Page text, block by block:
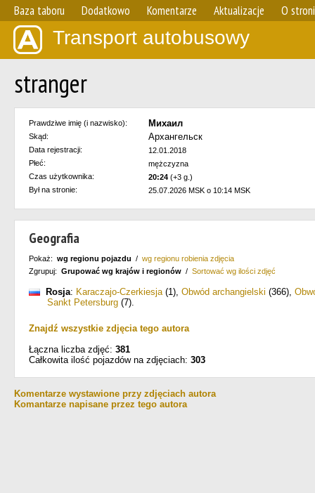
Baza taboru Dodatkowo Komentarze Aktualizacje O
Transport autobusowy
stranger
Prawdziwe imię (i nazwisko): Михаил
Skąd: Архангельск
Data rejestracji:
12.01.2018
Płeć:
mężczyzna
Czas użytkownika:
20:24 (+3 g.)
Był na stronie:
25.07.2026 MSK o 10:14 MSK
Geografia
Pokaż: wg regionu pojazdu / wg regionu robienia zdjęcia
Zgrupuj: Grupować wg krajów i regionów / Sortować wg ilości zdjęć
Rosja: Karaczajo-Czerkiesja(1), Obwód archangielski (366),
Sankt Petersburg (7).
Znajdź wszystkie zdjęcia tego autora
Łączna liczba zdjęć: 381
Całkowita ilość pojazdów na zdjęciach: 303
Komentarze wystawione przy zdjęciach autora
Komantarze napisane przez tego autora